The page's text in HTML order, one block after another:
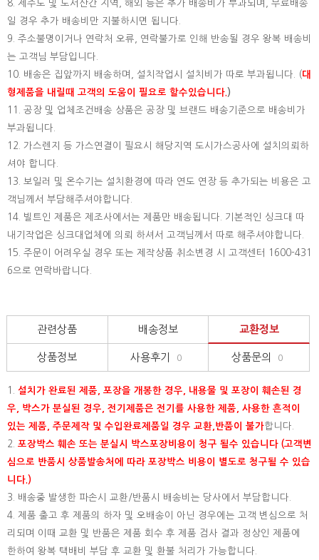
8. 제주도 및 도서산간 지역, 해외 등은 추가 배송비가 부과되며, 무료배송
일 경우 추가 배송비만 지불하시면 됩니다.
9. 주소불명이거나 연락처 오류, 연락불가로 인해 반송될 경우 왕복 배송비
는 고객님 부담입니다.
10. 배송은 집앞까지 배송하며, 설치작업시 설치비가 따로 부과됩니다. (대
형제품을 내릴때 고객의 도움이 필요로 할수있습니다. )
11. 공장 및 업체조건배송 상품은 공장 및 브랜드 배송기준으로 배송비가
부과됩니다.
12. 가스렌지 등 가스연결이 필요시 해당지역 도시가스공사에 설치의뢰하
셔야 합니다.
13. 보일러 및 온수기는 설치환경에 따라 연도 연장 등 추가되는 비용은 고
객님께서 부담해주셔야합니다.
14. 빌트인 제품은 제조사에서는 제품만 배송됩니다. 기본적인 싱크대 따
내기작업은 싱크대업체에 의뢰 하셔서 고객님께서 따로 해주셔야합니다.
15. 주문이 어려우실 경우 또는 제작상품 취소변경 시 고객센터 1600-431
6으로 연락바랍니다.
관련상품 배송정보 교환정보
상품정보 사용후기 0 상품문의 0
1. 설치가 완료된 제품, 포장을 개봉한 경우, 내용물 및 포장이 훼손된 경
우, 박스가 분실된 경우, 전기제품은 전기를 사용한 제품, 사용한 흔적이
있는 제품, 주문제작 및 수입완료제품일 경우 교환,반품이 불가합니다.
2. 포장박스 훼손 또는 분실시 박스포장비용이 청구 될수 있습니다 (고객변
심으로 반품시 상품발송처에 따라 포장박스 비용이 별도로 청구될 수 있습
니다.)
3. 배송중 발생한 파손시 교환/반품시 배송비는 당사에서 부담합니다.
4. 제품 출고 후 제품의 하자 및 오배송이 아닌 경우에는 고객 변심으로 처
리되며 이때 교환 및 반품은 제품 회수 후 제품 검사 결과 정상인 제품에
한하여 왕복 택배비 부담 후 교환 및 환불 처리가 가능합니다.